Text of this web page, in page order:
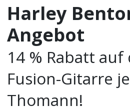
Harley
Angebot
14 % Rabatt
Fusion-Gitarre
Thomann!